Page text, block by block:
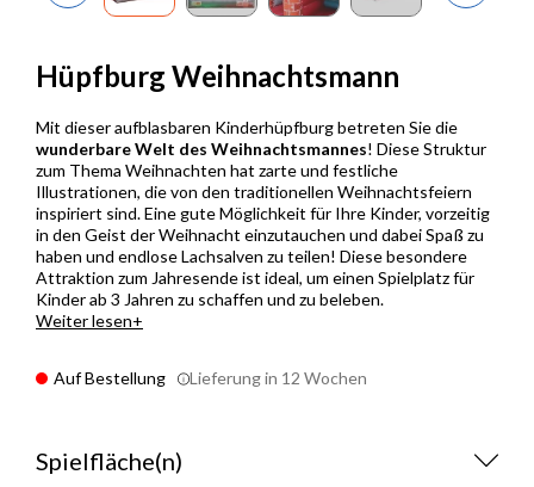
Hüpfburg Weihnachtsmann
Mit dieser aufblasbaren Kinderhüpfburg betreten Sie die
wunderbare Welt des Weihnachtsmannes! Diese Struktur
zum Thema Weihnachten hat zarte und festliche
Illustrationen, die von den traditionellen Weihnachtsfeiern
inspiriert sind. Eine gute Möglichkeit für Ihre Kinder, vorzeitig
in den Geist der Weihnacht einzutauchen und dabei Spaß zu
haben und endlose Lachsalven zu teilen! Diese besondere
Attraktion zum Jahresende ist ideal, um einen Spielplatz für
Kinder ab 3 Jahren zu schaffen und zu beleben.
Weiter lesen
Auf Bestellung Lieferung in 12 Wochen
Spielfläche(n)